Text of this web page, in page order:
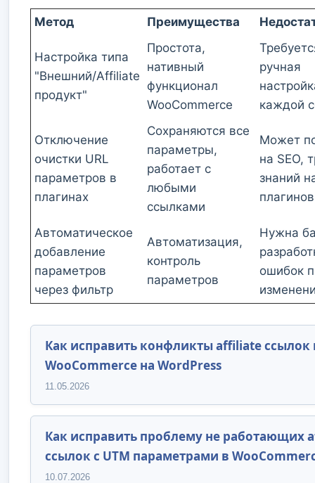
Метод Преимущества
Настройка типа
"Внешний/Affiliate
продукт"
Простота,
нативный
функционал
WooCommerce
ручная
каждой
Отключение
очистки URL
параметров в
плагинах
Сохраняются все
параметры,
работает с
любыми
ссылками
Может
на SEO,
знаний
плагинов
Автоматическое
добавление
параметров
через фильтр
Автоматизация,
контроль
параметров
Нужна
ошибок
Как исправить конфликты affiliate ссылок
WooCommerce на WordPress
11.05.2026
Как исправить проблему не работающих
ссылок с UTM параметрами в
10.07.2026